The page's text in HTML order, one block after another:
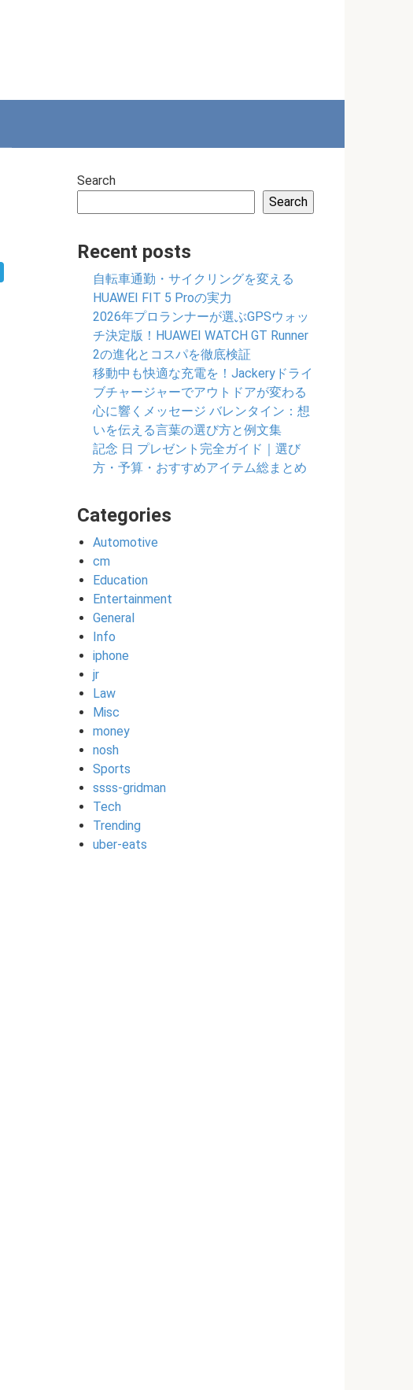
Search
Search
Recent posts
自転車通勤・サイクリングを変える
HUAWEI FIT 5 Proの実力
2026年プロランナーが選ぶGPSウォッ
チ決定版！HUAWEI WATCH GT Runner
2の進化とコスパを徹底検証
移動中も快適な充電を！Jackeryドライ
ブチャージャーでアウトドアが変わる
心に響くメッセージ バレンタイン：想
いを伝える言葉の選び方と例文集
記念 日 プレゼント完全ガイド｜選び
方・予算・おすすめアイテム総まとめ
Categories
Automotive
cm
Education
Entertainment
General
Info
iphone
jr
Law
Misc
money
nosh
Sports
ssss-gridman
Tech
Trending
uber-eats